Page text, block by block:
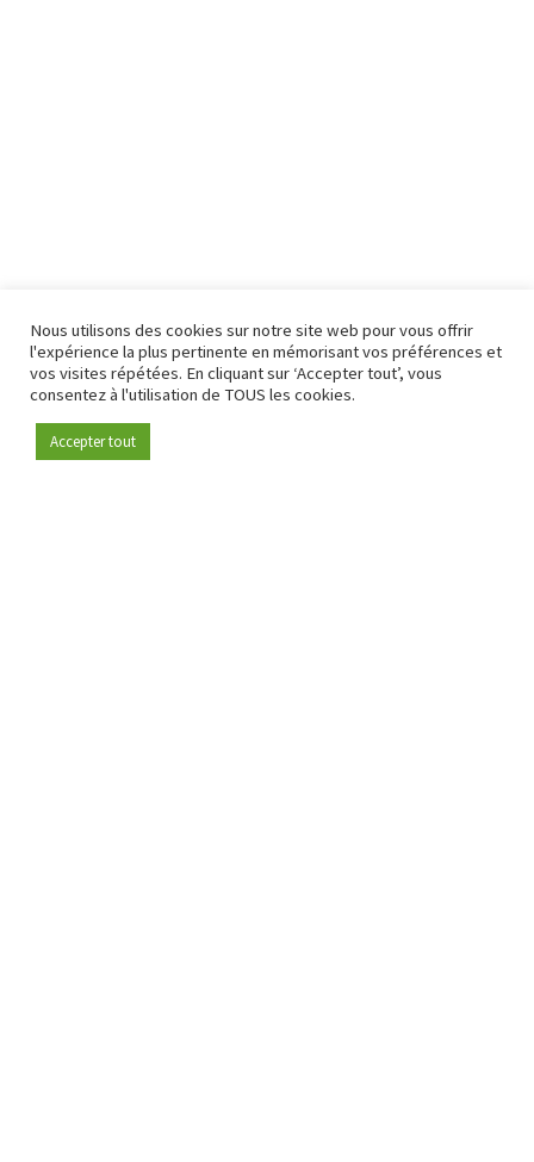
Devenez membre
Nous utilisons des cookies sur notre site web pour vous offrir
l'expérience la plus pertinente en mémorisant vos préférences et
vos visites répétées. En cliquant sur ‘Accepter tout’, vous
consentez à l'utilisation de TOUS les cookies.
Accepter tout